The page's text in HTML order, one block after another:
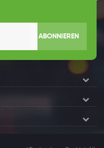
ABONNIEREN